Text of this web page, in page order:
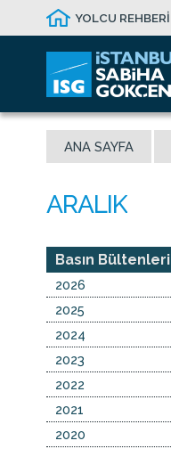
YOLCU REHBERİ
ANA SAYFA
Basın Bültenleri
2026
2025
2024
2023
2022
2021
2020